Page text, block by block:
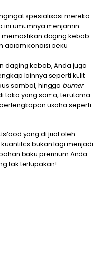
spesialisasi mereka
ini umumnya menjamin
daging kebab
dalam kondisi beku
daging kebab, Anda juga
lainnya seperti kulit
sambal, hingga burner
toko yang sama, terutama
usaha seperti
yang di jual oleh
kuantitas bukan lagi menjadi
baku premium Anda
tak terlupakan!